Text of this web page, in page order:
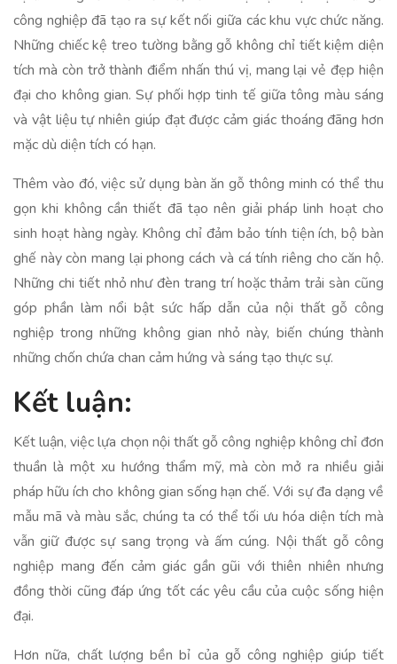
công nghiệp đã tạo ra sự kết nối giữa các khu vực chức năng.
Những chiếc kệ treo tường bằng gỗ không chỉ tiết kiệm diện
tích mà còn trở thành điểm nhấn thú vị, mang lại vẻ đẹp hiện
đại cho không gian. Sự phối hợp tinh tế giữa tông màu sáng
và vật liệu tự nhiên giúp đạt được cảm giác thoáng đãng hơn
mặc dù diện tích có hạn.
Thêm vào đó, việc sử dụng bàn ăn gỗ thông minh có thể thu
gọn khi không cần thiết đã tạo nên giải pháp linh hoạt cho
sinh hoạt hàng ngày. Không chỉ đảm bảo tính tiện ích, bộ bàn
ghế này còn mang lại phong cách và cá tính riêng cho căn hộ.
Những chi tiết nhỏ như đèn trang trí hoặc thảm trải sàn cũng
góp phần làm nổi bật sức hấp dẫn của nội thất gỗ công
nghiệp trong những không gian nhỏ này, biến chúng thành
những chốn chứa chan cảm hứng và sáng tạo thực sự.
Kết luận:
Kết luận, việc lựa chọn nội thất gỗ công nghiệp không chỉ đơn
thuần là một xu hướng thẩm mỹ, mà còn mở ra nhiều giải
pháp hữu ích cho không gian sống hạn chế. Với sự đa dạng về
mẫu mã và màu sắc, chúng ta có thể tối ưu hóa diện tích mà
vẫn giữ được sự sang trọng và ấm cúng. Nội thất gỗ công
nghiệp mang đến cảm giác gần gũi với thiên nhiên nhưng
đồng thời cũng đáp ứng tốt các yêu cầu của cuộc sống hiện
đại.
Hơn nữa, chất lượng bền bỉ của gỗ công nghiệp giúp tiết